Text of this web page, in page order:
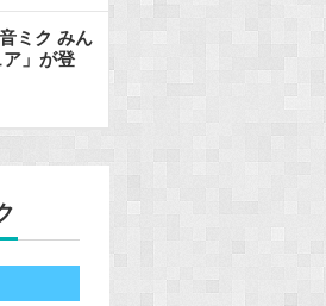
ミク みん
」が登